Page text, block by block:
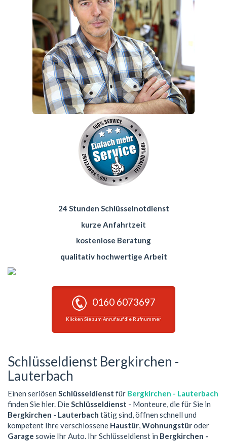
24 Stunden Schlüsselnotdienst
kurze Anfahrtzeit
kostenlose Beratung
qualitativ hochwertige Arbeit
0160 6073697
Klicken Sie zum Anruf auf die Rufnummer
Schlüsseldienst Bergkirchen -
Lauterbach
Einen seriösen Schlüsseldienst für Bergkirchen - Lauterbach
finden Sie hier. DieSchlüsseldienst - Monteure, die für Sie in
Bergkirchen - Lauterbach tätig sind, öffnen schnell und
kompetent Ihre verschlossene Haustür,Wohnungstüroder
Garage sowie Ihr Auto. Ihr Schlüsseldienst in Bergkirchen -